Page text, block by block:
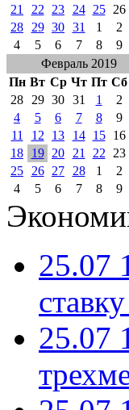
21
22 23 24 25 26
28
29 30 31 1 2
4
5 6 7 8 9
Февраль 2019
Пн Вт Ср Чт Пт Сб
28
29 30 31 1 2
4
5 6 7 8 9
11
12 13 14 15 16
18
19 20 21 22 23
25
26 27 28 1 2
4
5 6 7 8 9
25.07
25.07